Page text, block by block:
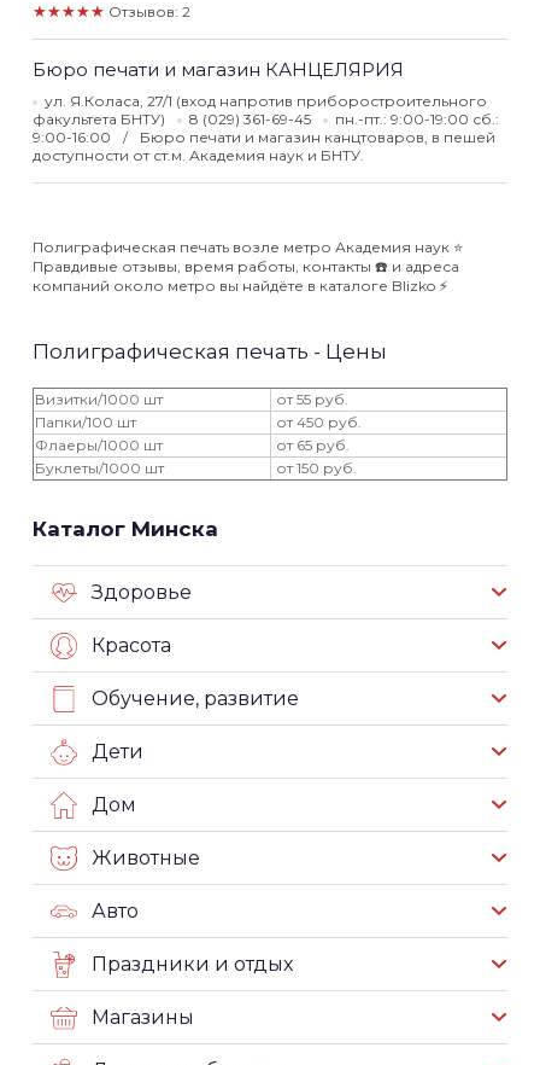
★★★★★ Отзывов: 2
Бюро печати и магазин КАНЦЕЛЯРИЯ
ул. Я.Коласа, 27/1 (вход напротив приборостроительного
факультета БНТУ)
8 (029) 361-69-45
пн.-пт.: 9:00-19:00 сб.:
9:00-16:00
Бюро печати и магазин канцтоваров, в пешей
доступности от ст.м. Академия наук и БНТУ.
Полиграфическая печать возле метро Академия наук ⭐️
Правдивые отзывы, время работы, контакты ☎️ и адреса
компаний около метро вы найдёте в каталоге Blizko ⚡️
Полиграфическая печать - Цены
Визитки/1000 шт
от 55 руб.
Папки/100 шт
от 450 руб.
Флаеры/1000 шт
от 65 руб.
Буклеты/1000 шт
от 150 руб.
Каталог Минска
Здоровье
Красота
Обучение, развитие
Дети
Дом
Животные
Авто
Праздники и отдых
Магазины